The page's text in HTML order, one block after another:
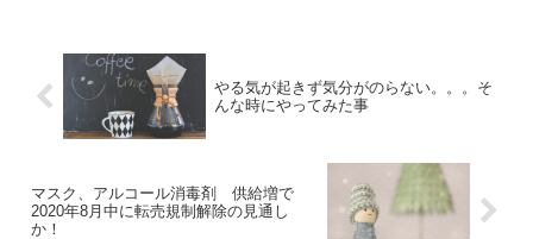
やる気が起きず気分がのらない。。。そ
んな時にやってみた事
マスク、アルコール消毒剤 供給増で
2020年8月中に転売規制解除の見通し
か！